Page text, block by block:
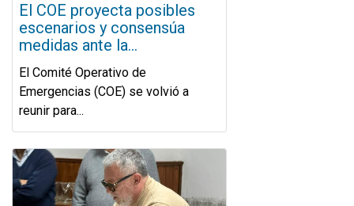
El COE proyecta posibles
escenarios y consensúa
medidas ante la...
El Comité Operativo de
Emergencias (COE) se volvió a
reunir para...